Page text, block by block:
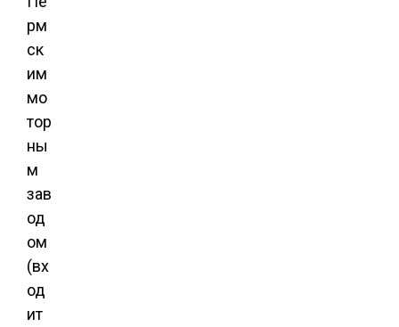
рм
ск
им
мо
тор
ны
м
зав
од
ом
(вх
од
ит